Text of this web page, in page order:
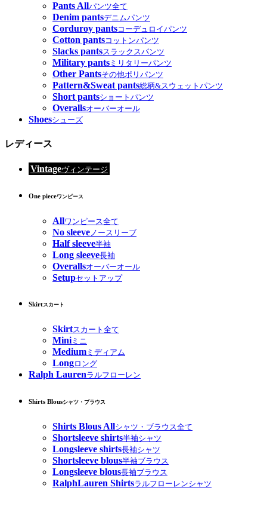
Pants Allパンツ全て
Denim pantsデニムパンツ
Corduroy pantsコーデュロイパンツ
Cotton pantsコットンパンツ
Slacks pantsスラックスパンツ
Military pants ミリタリーパンツ
Other Pantsその他ポリパンツ
Pattern&Sweat pants総柄&スウェットパンツ
Short pantsショートパンツ
Overallsオーバーオール
Shoesシューズ
レディース
Vintageヴィンテージ
One pieceワンピース
Allワンピース全て
No sleeve ノースリーブ
Half sleeve半袖
Long sleeve長袖
Overallsオーバーオール
Setupセットアップ
Skirtスカート
Skirtスカート全て
Miniミニ
Medium ミディアム
Longロング
Ralph Laurenラルフローレン
Shirts Blousシャツ・ブラウス
Shirts Blous Allシャツ・ブラウス全て
Shortsleeve shirts半袖シャツ
Longsleeve shirts長袖シャツ
Shortsleeve blous半袖ブラウス
Longsleeve blous長袖ブラウス
RalphLauren Shirtsラルフローレンシャツ